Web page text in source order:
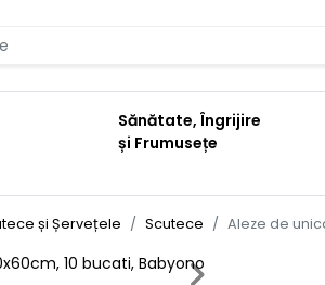
Sănătate, Îngrijire
și Frumusețe
și Șervețele Scutece Aleze de
Next